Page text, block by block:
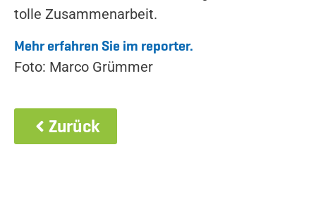
tolle Zusammenarbeit.
Mehr erfahren Sie im reporter.
Foto: Marco Grümmer
Zurück